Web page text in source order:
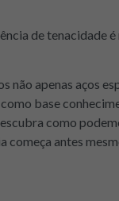
de tenacidade
não apenas aços
base
como
começa antes